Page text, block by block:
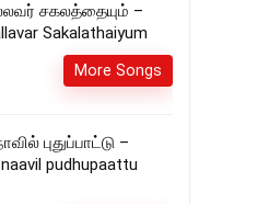
சகலத்தையும் –
Sakalathaiyum
More Songs
புதுப்பாட்டு –
pudhupaattu